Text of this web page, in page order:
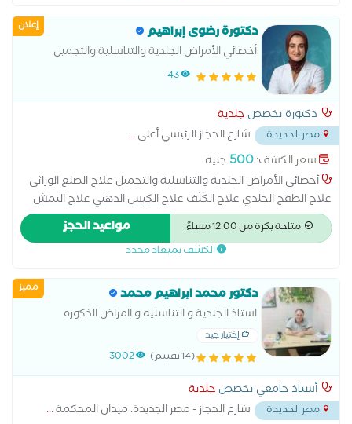
إعلان دكتورة رضوى إبراهيم
أخصائي الأمراض الجلدية والتناسلية والتجميل
43
دكتورة تخصص جلدية
مصر الجديدة شارع الحجاز الرئيسي أعلى...
سعر الكشف:500 جنيه
أخصائي الأمراض الجلدية والتناسلية والتجميل علاج الصلع الوراثى
علاج الطفح الجلدي علاج الكَلَف علاج الكيس الدهني علاج النمش
علاج سقوط الشعر للسيدات علاج عين السمكة علاج فطريات
الاظافر عمل الغمازات امراض تناسلية الكي الكهربائي علاج آثار الحروق
متاحة بكرة من 12:00 مساءً مواعيد الحجز
الكشف بميعاد محدد
مميز دكتور محمد ابراهيم محمد
استاذ الجلدية و التناسليه و اامراض الذكوره
إختيار جيد
(14 تقييم) 3002
أستاذ جامعي تخصص جلدية
مصر الجديدة شارع الحجاز - مصر الجديدة. ميدان المحكمة...